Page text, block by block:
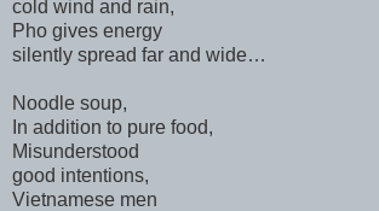
cold wind and rain,
Pho gives energy
silently spread far and wide…
Noodle soup,
In addition to pure food,
Misunderstood
good intentions,
Vietnamese men